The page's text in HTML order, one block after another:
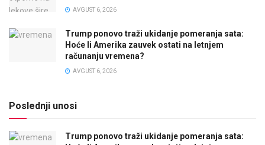
AVGUST 6, 2026
Trump ponovo traži ukidanje pomeranja sata:
Hoće li Amerika zauvek ostati na letnjem
računanju vremena?
AVGUST 6, 2026
Poslednji unosi
Trump ponovo traži ukidanje pomeranja sata: